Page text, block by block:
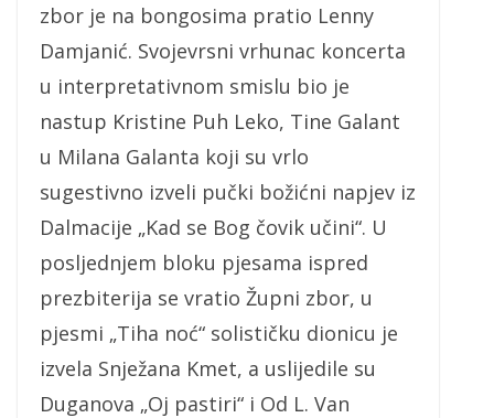
zbor je na bongosima pratio Lenny
Damjanić. Svojevrsni vrhunac koncerta
u interpretativnom smislu bio je
nastup Kristine Puh Leko, Tine Galant
u Milana Galanta koji su vrlo
sugestivno izveli pučki božićni napjev iz
Dalmacije „Kad se Bog čovik učini“. U
posljednjem bloku pjesama ispred
prezbiterija se vratio Župni zbor, u
pjesmi „Tiha noć“ solističku dionicu je
izvela Snježana Kmet, a uslijedile su
Duganova „Oj pastiri“ i Od L. Van